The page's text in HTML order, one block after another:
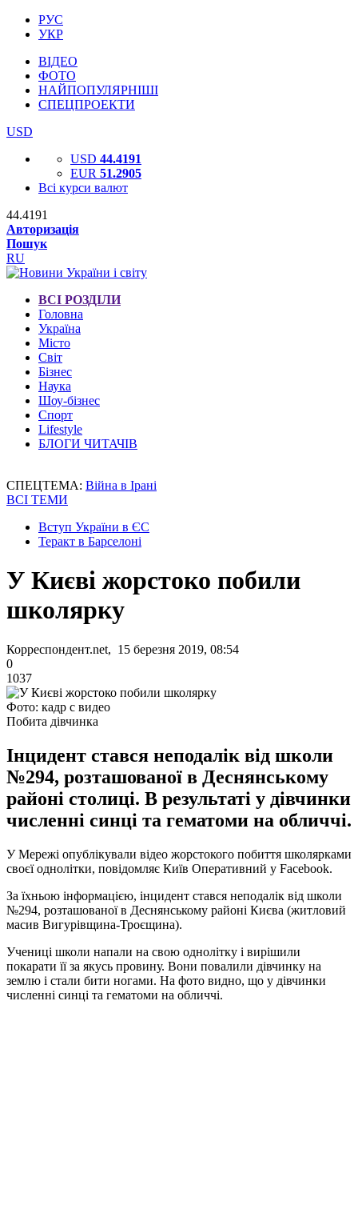
РУС
УКР
ВІДЕО
ФОТО
НАЙПОПУЛЯРНІШІ
СПЕЦПРОЕКТИ
USD
USD 44.4191
EUR 51.2905
Всі курси валют
44.4191
Авторизація
Пошук
RU
ВСІ РОЗДІЛИ
Головна
Україна
Місто
Світ
Бізнес
Наука
Шоу-бізнес
Спорт
Lifestyle
БЛОГИ ЧИТАЧІВ
СПЕЦТЕМА: Війна в Ірані
ВСІ ТЕМИ
Вступ України в ЄС
Теракт в Барселоні
У Києві жорстоко побили
школярку
Корреспондент.net, 15 березня 2019, 08:54
0
1037
Фото: кадр с видео
Побита дівчинка
Інцидент стався неподалік від школи
№294, розташованої в Деснянському
районі столиці. В результаті у дівчинки
численні синці та гематоми на обличчі.
У Мережі опублікували відео жорстокого побиття школярками
своєї однолітки, повідомляє Київ Оперативний у Facebook.
За їхньою інформацією, інцидент стався неподалік від школи
№294, розташованої в Деснянському районі Києва (житловий
масив Вигурівщина-Троєщина).
Учениці школи напали на свою однолітку і вирішили
покарати її за якусь провину. Вони повалили дівчинку на
землю і стали бити ногами. На фото видно, що у дівчинки
численні синці та гематоми на обличчі.